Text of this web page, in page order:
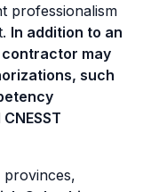
professionalism
In addition to an
contractor may
such